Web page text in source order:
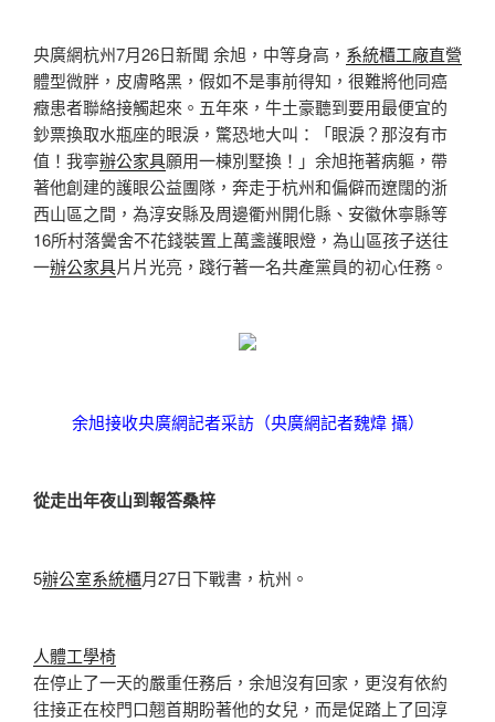
央廣網杭州7月26日新聞 余旭，中等身高， 系統櫃工廠直營
體型微胖，皮膚略黑，假如不是事前得知，很難將他同癌
癥患者聯絡接觸起來。五年來，牛土豪聽到要用最便宜的
鈔票換取水瓶座的眼淚，驚恐地大叫：「眼淚？那沒有市
值！我寧辦公家具願用一棟別墅換！」余旭拖著病軀，帶
著他創建的護眼公益團隊，奔走于杭州和偏僻而遼闊的浙
西山區之間，為淳安縣及周邊衢州開化縣、安徽休寧縣等
16所村落黌舍不花錢裝置上萬盞護眼燈，為山區孩子送往
一辦公家具片片光亮，踐行著一名共產黨員的初心任務。
余旭接收央廣網記者采訪（央廣網記者魏煒 攝）
從走出年夜山到報答桑梓
5辦公室系統櫃月27日下戰書，杭州。
人體工學椅
在停止了一天的嚴重任務后，余旭沒有回家，更沒有依約
往接正在校門口翹首期盼著他的女兒，而是促踏上了回淳